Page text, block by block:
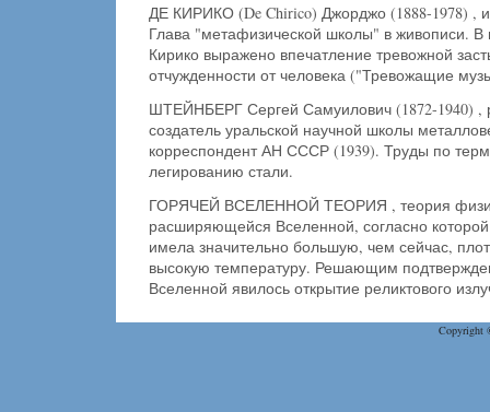
ДЕ КИРИКО (De Chirico) Джорджо (1888-1978) ,
Глава "метафизической школы" в живописи. В
Кирико выражено впечатление тревожной
отчужденности от человека ("Тревожащие
ШТЕЙНБЕРГ Сергей Самуилович (1872-1940) ,
создатель уральской научной школы
корреспондент АН СССР (1939). Труды по
легированию стали.
ГОРЯЧЕЙ ВСЕЛЕННОЙ ТЕОРИЯ , теория
расширяющейся Вселенной, согласно
имела значительно большую, чем сейчас,
высокую температуру. Решающим
Вселенной явилось открытие реликтового
Copyright